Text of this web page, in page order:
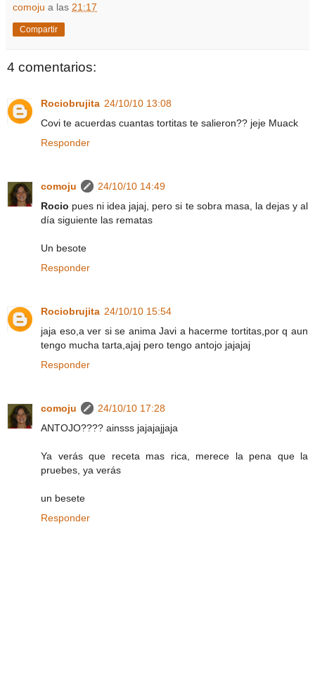
comoju a las 21:17
Compartir
4 comentarios:
Rociobrujita 24/10/10 13:08
Covi te acuerdas cuantas tortitas te salieron?? jeje Muack
Responder
comoju
24/10/10 14:49
Rocio pues ni idea jajaj, pero si te sobra masa, la dejas y al
día siguiente las rematas
Un besote
Responder
Rociobrujita 24/10/10 15:54
jaja eso,a ver si se anima Javi a hacerme tortitas,por q aun
tengo mucha tarta,ajaj pero tengo antojo jajajaj
Responder
comoju
24/10/10 17:28
ANTOJO???? ainsss jajajajjaja
Ya verás que receta mas rica, merece la pena que la
pruebes, ya verás
un besete
Responder